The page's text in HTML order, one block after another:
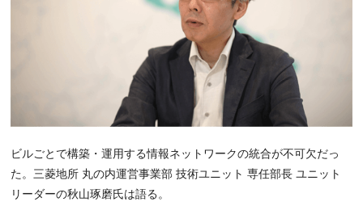
ビルごとで構築・運用する情報ネットワークの統合が不可欠だっ
た。三菱地所 丸の内運営事業部 技術ユニット 専任部長 ユニット
リーダーの秋山琢磨氏は語る。